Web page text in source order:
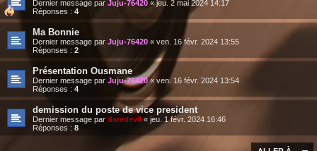
Dernier message par Juju-76420 «jeu. 2 mai 2024 14:17
Réponses : 4
Ma Bonnie
Dernier message par Juju-76420 « ven. 16 févr. 2024 13:55
Réponses : 2
Présentation Ousmane
Dernier message par Juju-76420« ven. 16 févr. 2024 13:54
Réponses : 4
demission du poste de vice president
Dernier message par daredevil « jeu. 1 févr. 2024 16:46
Réponses : 8